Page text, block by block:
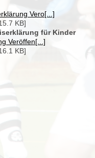
Vero[...]
KB]
für Kinder
Veröffen[...]
KB]